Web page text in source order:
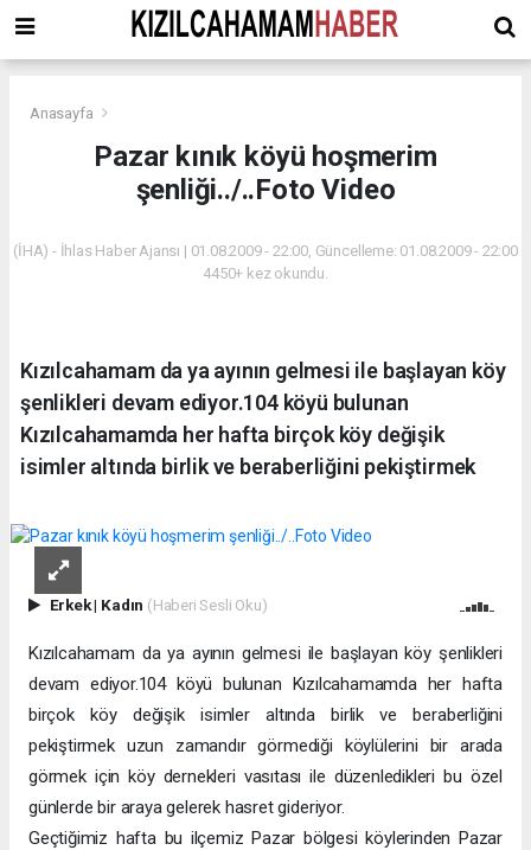
Anasayfa
Pazar kınık köyü hoşmerim
şenliği../..Foto Video
(İHA) - İhlas Haber Ajansı | 01.08.2009 - 22:00, Güncelleme: 01.08.2009 - 22:00
4450+ kez okundu.
Kızılcahamam da ya ayının gelmesi ile başlayan köy
şenlikleri devam ediyor.104 köyü bulunan
Kızılcahamamda her hafta birçok köy değişik
isimler altında birlik ve beraberliğini pekiştirmek
Erkek| Kadın (Haberi Sesli Oku)
Kızılcahamam da ya ayının gelmesi ile başlayan köy şenlikleri
devam ediyor.104 köyü bulunan Kızılcahamamda her hafta
birçok köy değişik isimler altında birlik ve beraberliğini
pekiştirmek uzun zamandır görmediği köylülerini bir arada
görmek için köy dernekleri vasıtası ile düzenledikleri bu özel
günlerde bir araya gelerek hasret gideriyor.
Geçtiğimiz hafta bu ilçemiz Pazar bölgesi köylerinden Pazar